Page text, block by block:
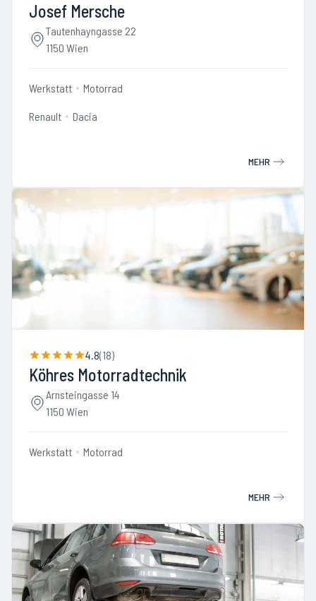
Josef Mersche
Tautenhayngasse 22
1150 Wien
Werkstatt Motorrad
Renault Dacia
MEHR
4.8(18)
Köhres Motorradtechnik
Arnsteingasse 14
1150 Wien
Werkstatt Motorrad
MEHR